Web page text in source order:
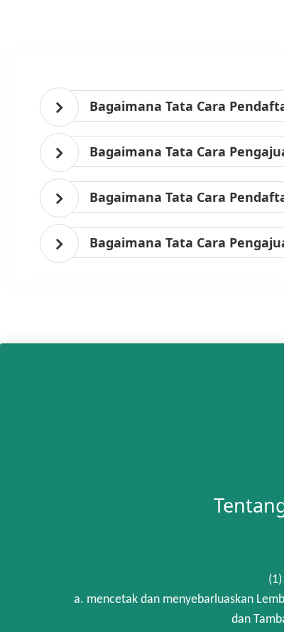
Bagaimana Tata Cara
Bagaimana Tata Cara
Bagaimana Tata Cara
Bagaimana Tata Cara
a. mencetak dan menyebarluaskan
dan